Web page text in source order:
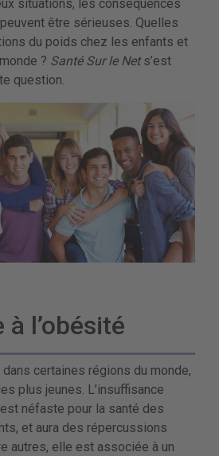
situations, les conséquences
être sérieuses. Quelles
du poids chez les enfants et
? Santé Sur le Nets’est
question.
l’obésité
certaines régions du monde,
plus jeunes. L’insuffisance
néfaste pour la santé des
et aura des répercussions
autres, elle est associée à un